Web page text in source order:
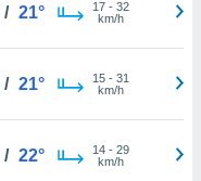
/ 21° 17- 32
km/h
/ 21° 15- 31
km/h
/ 22° 14- 29
km/h